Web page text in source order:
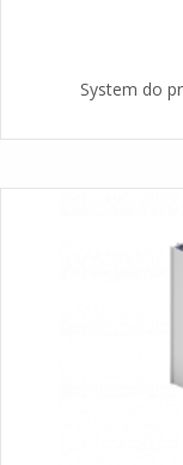
System do